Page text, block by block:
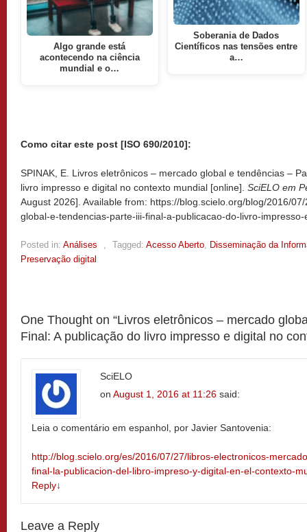
Algo grande está
acontecendo na ciência
mundial e o…
Soberania de Dados
Científicos nas tensões entre
a…
Como citar este post [ISO 690/2010]:
SPINAK, E. Livros eletrônicos – mercado global e tendências –
livro impresso e digital no contexto mundial [online]. SciELO em
August 2026]. Available from: https://blog.scielo.org/blog/2016/
global-e-tendencias-parte-iii-final-a-publicacao-do-livro-
Posted in: Análises Tagged: Acesso Aberto
Disseminação da
Preservação digital
One Thought on “Livros eletrônicos – mercado
Final: A publicação do livro impresso e digital no
SciELO
on August 1, 2016 at 11:26 said:
Leia o comentário em espanhol, por Javier Santovenia:
http://blog.scielo.org/es/2016/07/27/libros-electronicos-
final-la-publicacion-del-libro-impreso-y-digital-en-el-contexto-
Reply↓
Leave a Reply